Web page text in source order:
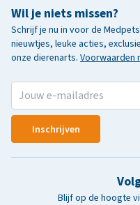
Wil je niets missen?
Schrijf je nu in voor de
nieuwtjes, leuke acties,
onze dierenarts. Voorwaarden
Inschrijven
Blijf op de hoogte